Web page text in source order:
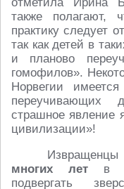
также полагают,
практику следует
так как детей в
и планово
гомофилов».
Норвегии имеется
переучивающих
страшное явление
цивилизации»!
многих лет в
подвергать